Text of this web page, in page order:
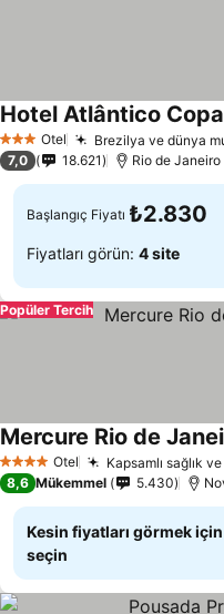
3 YıldızOtel Brezilya ve dünya
Hotel Atlântico
7,0 18.621 Rio de Janeiro
Başlangıç Fiyatı ₺2.830
Fiyatları görün: 4 site
Popüler Tercih
4 Yıldız Otel Kapsamlı sağlık
Mercure Rio de
8,6 Mükemmel 5.430
Kesin fiyatları görmek
seçin